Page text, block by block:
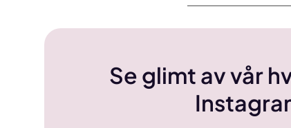
Se glimt av vår